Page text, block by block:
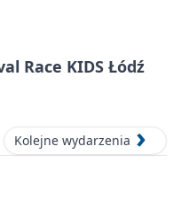
Race KIDS Łódź
Kolejne wydarzenia